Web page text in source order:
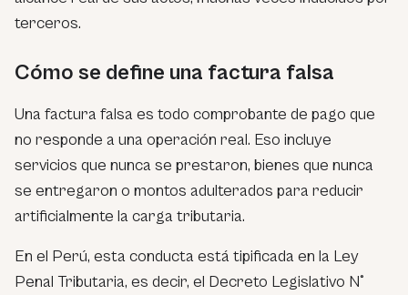
terceros.
Cómo se define una factura falsa
Una factura falsa es todo comprobante de pago que
no responde a una operación real. Eso incluye
servicios que nunca se prestaron, bienes que nunca
se entregaron o montos adulterados para reducir
artificialmente la carga tributaria.
En el Perú, esta conducta está tipificada en la Ley
Penal Tributaria, es decir, el Decreto Legislativo N°